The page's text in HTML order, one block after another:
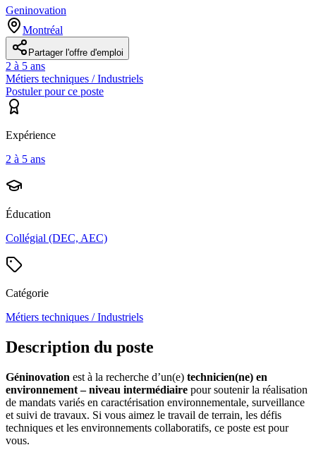
Geninovation
Montréal
Partager l'offre d'emploi
2 à 5 ans
Métiers techniques / Industriels
Postuler pour ce poste
Expérience
2 à 5 ans
Éducation
Collégial (DEC, AEC)
Catégorie
Métiers techniques / Industriels
Description du poste
Géninovation est à la recherche d’un(e) technicien(ne) en
environnement – niveau intermédiaire pour soutenir la réalisation
de mandats variés en caractérisation environnementale, surveillance
et suivi de travaux. Si vous aimez le travail de terrain, les défis
techniques et les environnements collaboratifs, ce poste est pour
vous.